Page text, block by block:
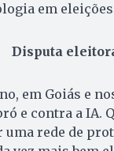
em
Disputa
em Goiás e
e contra a IA.
rede de